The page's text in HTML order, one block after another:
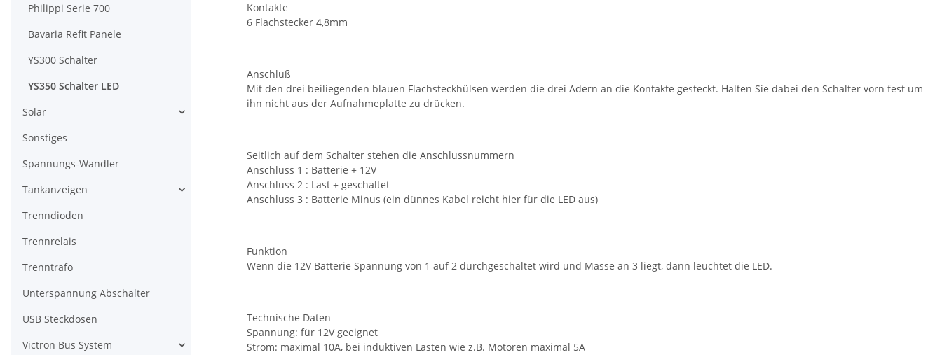
Kontakte
6 Flachstecker 4,8mm
Anschluß
Mit den drei beiliegenden blauen Flachsteckhülsen werden die drei Adern an die Kontakte gesteckt. Halten Sie dabei den Schalter vorn fest um
ihn nicht aus der Aufnahmeplatte zu drücken.
Seitlich auf dem Schalter stehen die Anschlussnummern
Anschluss 1 : Batterie + 12V
Anschluss 2 : Last + geschaltet
Anschluss 3 : Batterie Minus (ein dünnes Kabel reicht hier für die LED aus)
Funktion
Wenn die 12V Batterie Spannung von 1 auf 2 durchgeschaltet wird und Masse an 3 liegt, dann leuchtet die LED.
Technische Daten
Spannung: für 12V geeignet
Strom: maximal 10A, bei induktiven Lasten wie z.B. Motoren maximal 5A
Philippi Serie 700
Bavaria Refit Panele
YS300 Schalter
YS350 Schalter LED
Solar
Sonstiges
Spannungs-Wandler
Tankanzeigen
Trenndioden
Trennrelais
Trenntrafo
Unterspannung Abschalter
USB Steckdosen
Victron Bus System